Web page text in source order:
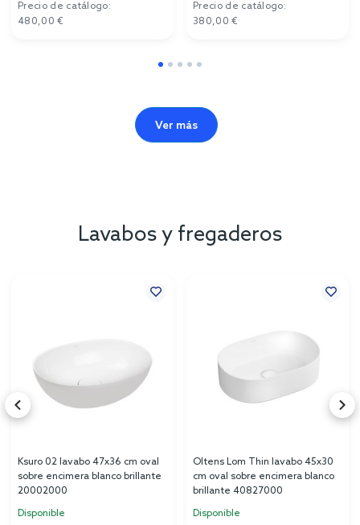
Precio de catálogo:
480,00 €
Precio de catálogo:
380,00 €
Ver más
Lavabos y fregaderos
Ksuro 02 lavabo 47x36 cm oval
sobre encimera blanco brillante
20002000
Disponible
Oltens Lom Thin lavabo 45x30
cm oval sobre encimera blanco
brillante 40827000
Disponible